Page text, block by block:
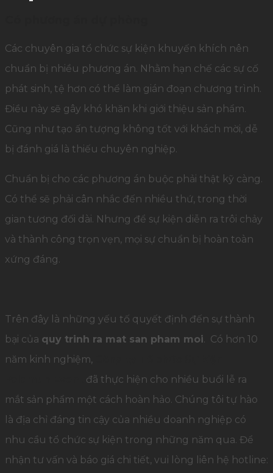
Các chuyên gia tổ chức sự kiện khuyến khích nên
chuẩn bị nhiều phương án. Nhằm hạn chế các sự cố
phát sinh, tệ hơn có thể làm gián đoạn chương trình.
Điều này sẽ gây khó khăn khi giới thiệu sản phẩm.
Cũng như tạo ấn tượng không tốt với khách mời, dễ
bị đánh giá là thiếu chuyên nghiệp.
Chuẩn bị cho các phương án buộc phải thật kỹ càng.
Có thể sẽ phải cân nhắc đến nhiều thứ, trong thời
gian tương đối dài. Nhưng để sự kiện diễn ra trôi chảy
và thành công trọn vẹn, mọi sự chuẩn bị hoàn toàn
xứng đáng.
Trên đây là những yếu tố quyết định đến sự thành
bại của quy trinh ra mat san pham moi. Có hơn 10
năm kinh nghiệm,
đã thực hiện cho nhiều buổi lễ ra
mắt sản phẩm một cách hoàn hảo. Chúng tôi tự hào
là địa chỉ đáng tin cậy của nhiều doanh nghiệp có
nhu cầu tổ chức sự kiện trong những năm qua. Để
nhận tư vấn và báo giá chi tiết, vui lòng liên hệ hotline: